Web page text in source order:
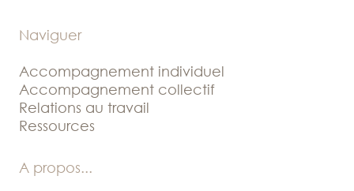
Naviguer
Accompagnement individuel
Accompagnement collectif
Relations au travail
Ressources
A propos...